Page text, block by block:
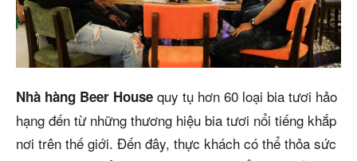
Nhà hàng Beer House quy tụ hơn 60 loại bia tươi hảo
hạng đến từ những thương hiệu bia tươi nổi tiếng khắp
nơi trên thế giới. Đến đây, thực khách có thể thỏa sức